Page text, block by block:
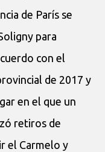
de París se
para
con el
de 2017 y
en el que un
retiros de
el Carmelo y